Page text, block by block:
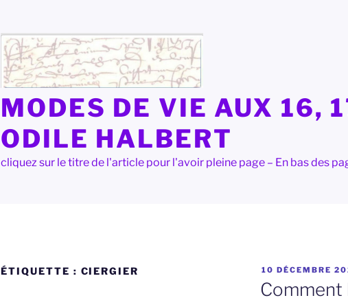
MODES DE VIE AUX 16,
ODILE HALBERT
cliquez sur le titre de l'article pour l'avoir pleine page – En bas des
ÉTIQUETTE : CIERGIER
PUBLIÉ
LE
10 DÉCEMBRE
Comment